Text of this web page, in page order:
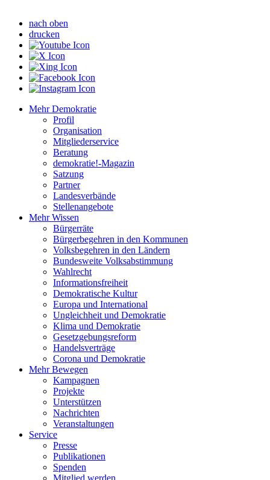
nach oben
drucken
Mehr Demokratie
Profil
Organisation
Mitgliederservice
Beratung
demokratie!-Magazin
Satzung
Partner
Landesverbände
Stellenangebote
Mehr Wissen
Bürgerräte
Bürgerbegehren in den Kommunen
Volksbegehren in den Ländern
Bundesweite Volksabstimmung
Wahlrecht
Informationsfreiheit
Demokratische Kultur
Europa und International
Ungleichheit und Demokratie
Klima und Demokratie
Gesetzgebungsreform
Handelsverträge
Corona und Demokratie
Mehr Bewegen
Kampagnen
Projekte
Unterstützen
Nachrichten
Veranstaltungen
Service
Presse
Publikationen
Spenden
Mitglied werden